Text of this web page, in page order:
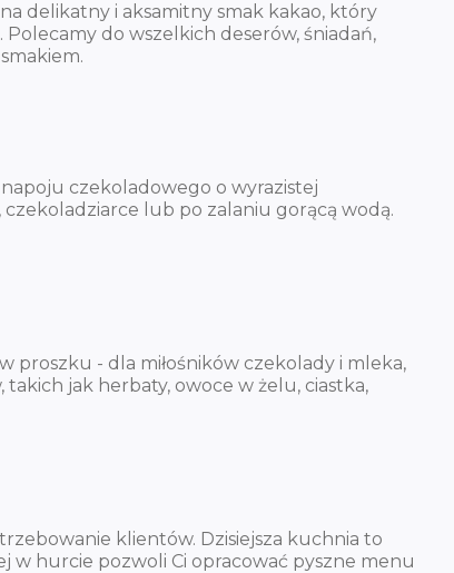
delikatny i aksamitny smak kakao, który
do wszelkich deserów, śniadań,
czekoladowego o wyrazistej
lub po zalaniu gorącą wodą.
proszku - dla miłośników czekolady i mleka,
jak herbaty, owoce w żelu, ciastka,
klientów. Dzisiejsza kuchnia to
w hurcie pozwoli Ci opracować pyszne menu